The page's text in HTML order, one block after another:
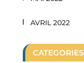
AVRIL 2022
CATEGORIES